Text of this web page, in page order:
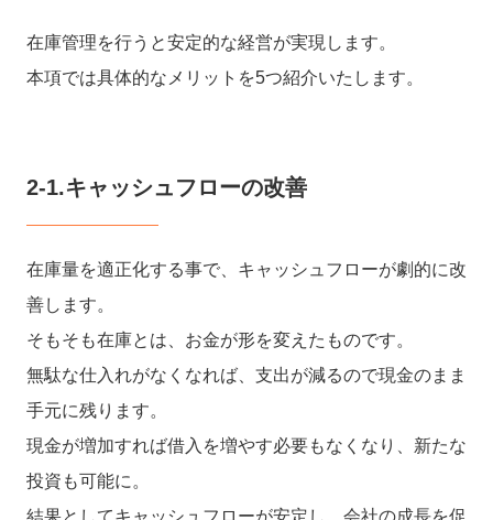
在庫管理を行うと安定的な経営が実現します。
本項では具体的なメリットを5つ紹介いたします。
2-1.キャッシュフローの改善
在庫量を適正化する事で、キャッシュフローが劇的に改
善します。
そもそも在庫とは、お金が形を変えたものです。
無駄な仕入れがなくなれば、支出が減るので現金のまま
手元に残ります。
現金が増加すれば借入を増やす必要もなくなり、新たな
投資も可能に。
結果としてキャッシュフローが安定し、会社の成長を促